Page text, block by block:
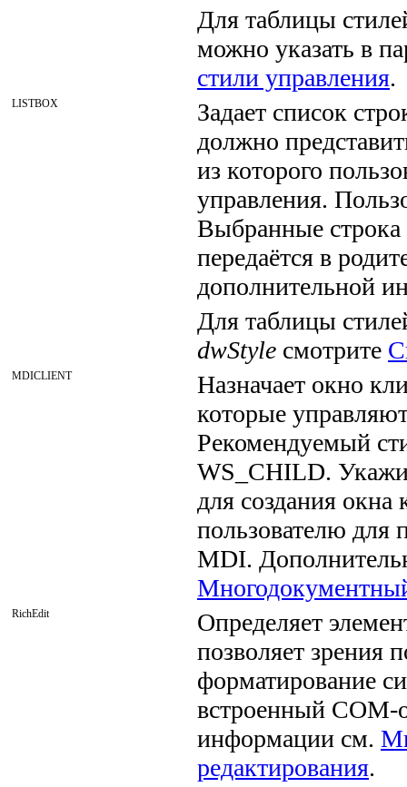
Для таблицы
можно указать в
стили управления.
LISTBOX
Задает список
должно
из которого
управления.
Выбранные строка
передаётся в
дополнительной
Для таблицы
dwStyle смотрите
MDICLIENT
Назначает окно
которые
Рекомендуемый
WS_CHILD.
для создания
пользователю для
MDI.
RichEdit
Определяет
позволяет зрения
форматирование
встроенный COM-
информации см.
редактирования.